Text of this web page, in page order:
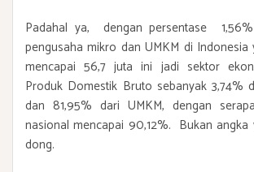
Padahal ya, dengan persentase
pengusaha mikro dan UMKM di
mencapai 56,7 juta ini jadi sektor
Produk Domestik Bruto sebanyak 3,74%
dan 81,95% dari UMKM, dengan
nasional mencapai 90,12%. Bukan angka
dong.